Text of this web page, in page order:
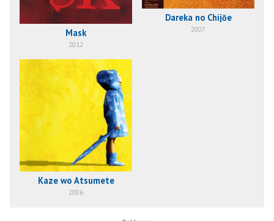
Mask
2012
Dareka no Chijōe
2007
Kaze wo Atsumete
2006